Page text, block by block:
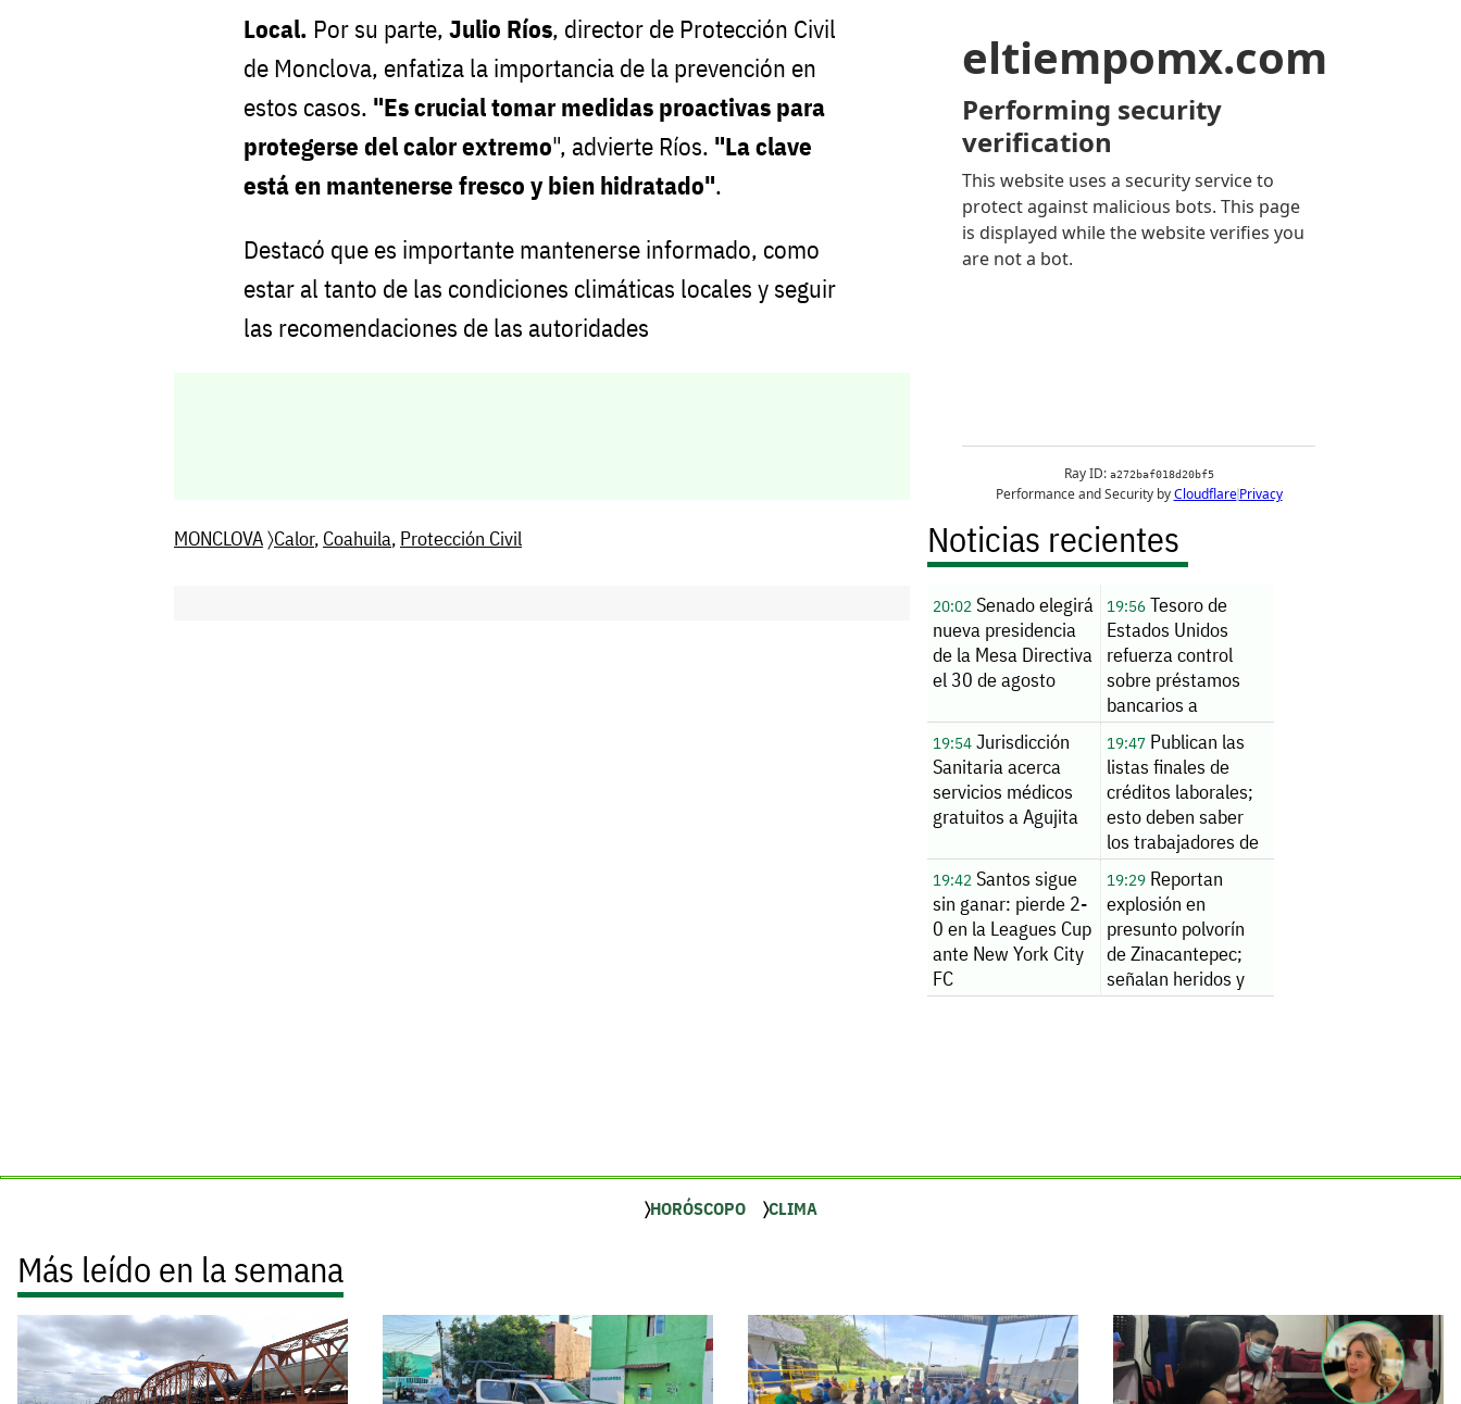
Local. Por su parte, Julio Ríos, director de Protección Civil
de Monclova, enfatiza la importancia de la prevención en
estos casos. "Es crucial tomar medidas proactivas para
protegerse del calor extremo", advierte Ríos. "La clave
está en mantenerse fresco y bien hidratado".
Destacó que es importante mantenerse informado, como
estar al tanto de las condiciones climáticas locales y seguir
las recomendaciones de las autoridades
MONCLOVA〉Calor, Coahuila, Protección Civil Noticias recientes
20:02 Senado elegirá
nueva presidencia
de la Mesa Directiva
el 30 de agosto
19:56Tesoro de
Estados Unidos
refuerza control
sobre préstamos
bancarios a
extranjeros
19:54 Jurisdicción
Sanitaria acerca
servicios médicos
gratuitos a Agujita
19:47Publican las
listas finales de
créditos laborales;
esto deben saber
los trabajadores de
AHMSA
19:42 Santos sigue
sin ganar: pierde 2-
0 en la Leagues Cup
ante New York City
FC
19:29Reportan
explosión en
presunto polvorín
de Zinacantepec;
señalan heridos y
un fallecido
HORÓSCOPO CLIMA
Más leído en la semana